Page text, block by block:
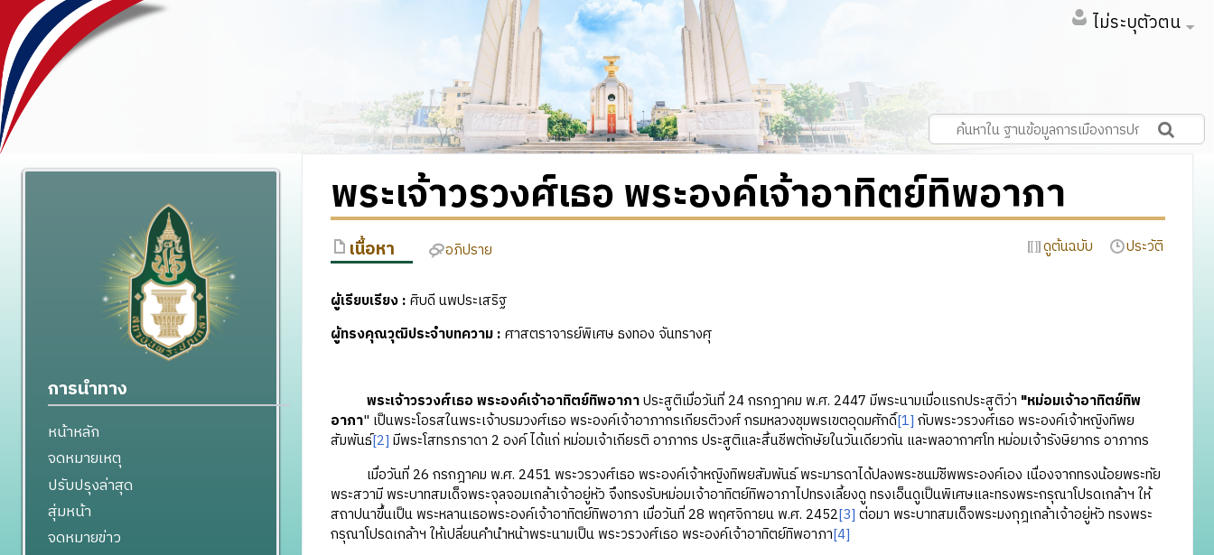
ไม่ระบุตัวตน
พระเจ้าวรวงศ์เธอ พระองค์เจ้าอาทิตย์ทิพอาภา
เนื้อหา อภิปราย ดูต้นฉบับ ประวัติ
ผู้เรียบเรียง : ศิบดี นพประเสริฐ
ผู้ทรงคุณวุฒิประจำบทความ : ศาสตราจารย์พิเศษ ธงทอง จันทรางศุ
พระเจ้าวรวงศ์เธอ พระองค์เจ้าอาทิตย์ทิพอาภาประสูติเมื่อวันที่ 24 กรกฎาคม พ.ศ. 2447 มีพระนามเมื่อแรกประสูติว่า "หม่อมเจ้าอาทิตย์ทิพ
อาภา" เป็นพระโอรสในพระเจ้าบรมวงศ์เธอ พระองค์เจ้าอาภากรเกียรติวงศ์ กรมหลวงชุมพรเขตอุดมศักดิ์[1] กับพระวรวงศ์เธอ พระองค์เจ้าหญิงทิพย
สัมพันธ์[2] มีพระโสทรภราดา 2 องค์ ได้แก่ หม่อมเจ้าเกียรติ อาภากร ประสูติและสิ้นชีพตักษัยในวันเดียวกัน และพลอากาศโท หม่อมเจ้ารังษิยากร อาภากร
เมื่อวันที่ 26 กรกฎาคม พ.ศ. 2451 พระวรวงศ์เธอ พระองค์เจ้าหญิงทิพยสัมพันธ์ พระมารดาได้ปลงพระชนม์ชีพพระองค์เอง เนื่องจากทรงน้อยพระทัย
พระสวามี พระบาทสมเด็จพระจุลจอมเกล้าเจ้าอยู่หัว จึงทรงรับหม่อมเจ้าอาทิตย์ทิพอาภาไปทรงเลี้ยงดู ทรงเอ็นดูเป็นพิเศษและทรงพระกรุณาโปรดเกล้าฯ ให้
สถาปนาขึ้นเป็น พระหลานเธอพระองค์เจ้าอาทิตย์ทิพอาภา เมื่อวันที่ 28 พฤศจิกายน พ.ศ. 2452[3] ต่อมา พระบาทสมเด็จพระมงกุฎเกล้าเจ้าอยู่หัว ทรงพระ
กรุณาโปรดเกล้าฯ ให้เปลี่ยนคำนำหน้าพระนามเป็น พระวรวงศ์เธอ พระองค์เจ้าอาทิตย์ทิพอาภา[4]
การนำทาง
หน้าหลัก
จดหมายเหตุ
ปรับปรุงล่าสุด
สุ่มหน้า
จดหมายข่าว